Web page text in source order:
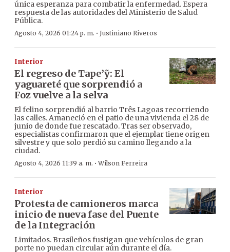
única esperanza para combatir la enfermedad. Espera
respuesta de las autoridades del Ministerio de Salud
Pública.
Agosto 4, 2026 01:24 p. m. · Justiniano Riveros
Interior
El regreso de Tape’ỹ: El
yaguareté que sorprendió a
Foz vuelve a la selva
El felino sorprendió al barrio Três Lagoas recorriendo
las calles. Amaneció en el patio de una vivienda el 28 de
junio de donde fue rescatado. Tras ser observado,
especialistas confirmaron que el ejemplar tiene origen
silvestre y que solo perdió su camino llegando a la
ciudad.
Agosto 4, 2026 11:39 a. m. ·Wilson Ferreira
Interior
Protesta de camioneros marca
inicio de nueva fase del Puente
de la Integración
Limitados. Brasileños fustigan que vehículos de gran
porte no puedan circular aún durante el día.